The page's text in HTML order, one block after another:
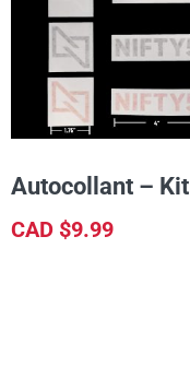
Autocollant – Kit
CAD $9.99